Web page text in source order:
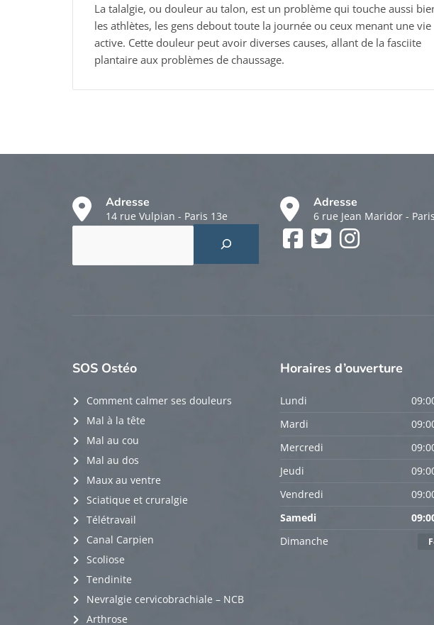
La talalgie, ou douleur au talon, est un problème qui touche aussi
les athlètes, les gens debout toute la journée ou ceux menant une vie
active. Cette douleur peut avoir diverses causes, allant de la fasciite
plantaire aux problèmes de chaussage.
Adresse
14 rue Vulpian - Paris 13e
Adresse
6 rue Jean Maridor -
Facebook
SOS Ostéo
Comment calmer ses douleurs
Mal à la tête
Mal au cou
Mal au dos
Maux au ventre
Sciatique et cruralgie
Télétravail
Canal Carpien
Scoliose
Tendinite
Nevralgie cervicobrachiale – NCB
Arthrose
Horaires d’ouverture
Lundi
Mardi
Mercredi
Jeudi
Vendredi
Samedi
Dimanche